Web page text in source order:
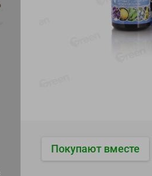
-24%
Покупают вместе